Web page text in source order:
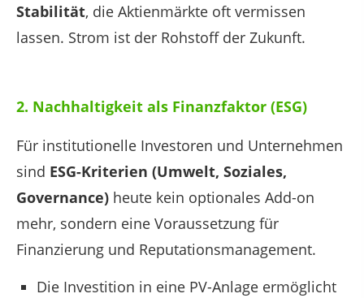
Stabilität, die Aktienmärkte oft vermissen
lassen. Strom ist der Rohstoff der Zukunft.
2. Nachhaltigkeit als Finanzfaktor (ESG)
Für institutionelle Investoren und Unternehmen
sind ESG-Kriterien (Umwelt, Soziales,
Governance) heute kein optionales Add-on
mehr, sondern eine Voraussetzung für
Finanzierung und Reputationsmanagement.
Die Investition in eine PV-Anlage ermöglicht